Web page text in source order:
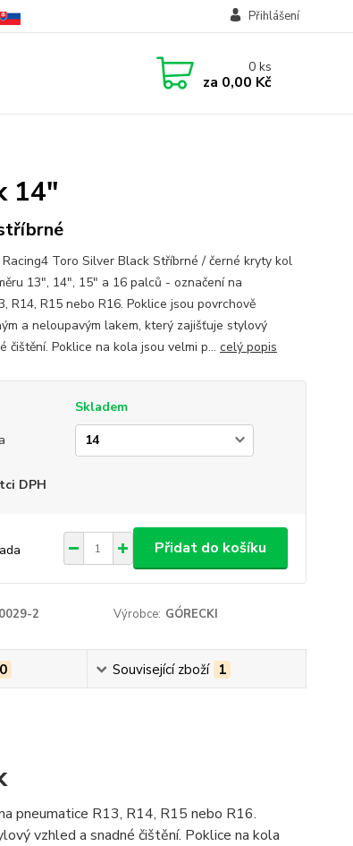
Přihlášení
0ks
za 0,00 Kč
14"
Toro Silver Black Stříbrné / černé kryty kol
13", 14", 15" a 16 palců - označení na
R14, R15 nebo R16. Poklice jsou povrchově
a neloupavým lakem, který zajišťuje stylový
čištění. Poklice na kola jsou velmi p... celý popis
Skladem
DPH
Přidat do košíku
0029-2 Výrobce: GÓRECKI
0 Související zboží 1
pneumatice R13, R14, R15 nebo R16.
vzhled a snadné čištění. Poklice na kola